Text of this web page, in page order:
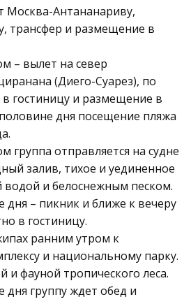
Москва-Антананариву,
трансфер и размещение в
– вылет на север
(Диего-Суарез), по
гостиницу и размещение в
дня посещение пляжа
группа отправляется на судне
залив, тихое и уединенное
водой и белоснежным песком.
– пикник и ближе к вечеру
в гостиницу.
ранним утром к
и национальному парку.
и фауной тропического леса.
группу ждет обед и